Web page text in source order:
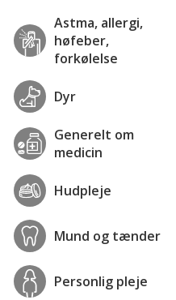
Astma, allergi,
høfeber,
forkølelse
Dyr
Generelt om
medicin
Hudpleje
Mund og tænder
Personlig pleje